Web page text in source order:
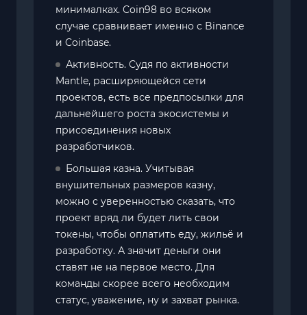
минималках. Coin98 во всяком
случае сравнивает именно с Binance
и Coinbase.
Активность. Судя по активности
Mantle, расширяющейся сети
проектов, есть все предпосылки для
дальнейшего роста экосистемы и
присоединения новых
разработчиков.
Большая казна. Учитывая
внушительных размеров казну,
можно с уверенностью сказать, что
проект вряд ли будет лить свои
токены, чтобы оплатить еду, жильё и
разработку. А значит деньги они
ставят не на первое место. Для
команды скорее всего необходим
статус, уважение, ну и захват рынка.